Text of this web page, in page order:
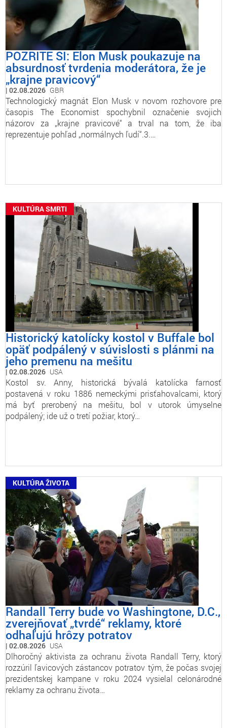
POZRITE SI: Elon Musk poukazuje na
absurdnosť tvrdenia moderátora, že je
„krajne pravicový“
02.08.2026 GBR
Technologický magnát Elon Musk v novom rozhovore pre
časopis The Economist spochybnil označenie svojich
názorov za „krajne pravicové“ a trval na tom, že iba
reprezentuje pohľad „normálnych ľudí“.3.…
KULTÚRA SMRTI
Historický katolícky kostol v Buffale bol
opäť podpálený v súvislosti s plánmi na
jeho premenu na mešitu
02.08.2026 USA
Kostol sv. Anny, historická bývalá katolícka farnosť
postavená v roku 1886 nemeckými prisťahovalcami, ktorý
má byť prerobený na mešitu, bol v utorok úmyselne
podpálený; ide už o tretí požiar, ktorý…
KULTÚRA ŽIVOTA
Randall Terry bude vo Washingtone, D.C.,
zverejňovať „tvrdé“ reklamy, ktoré
odhaľujú hrôzy potratov
02.08.2026 USA
Dlhoročný aktivista za ochranu života Randall Terry, ktorý
rozzúril ľavicových zástancov potratov tým, že počas svojej
prezidentskej kampane v roku 2024 vysielal celonárodné
reklamy za ochranu života…